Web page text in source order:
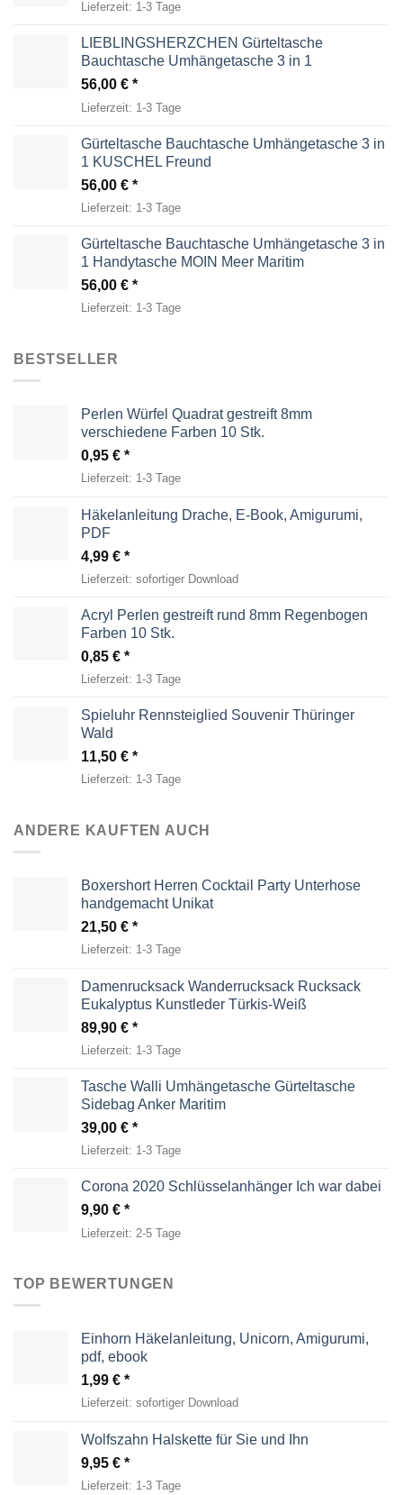
Lieferzeit: 1-3 Tage
LIEBLINGSHERZCHEN Gürteltasche
Bauchtasche Umhängetasche 3 in 1
56,00 €
Lieferzeit: 1-3 Tage
Gürteltasche Bauchtasche Umhängetasche 3 in
1 KUSCHEL Freund
56,00 €
Lieferzeit: 1-3 Tage
Gürteltasche Bauchtasche Umhängetasche 3 in
1 Handytasche MOIN Meer Maritim
56,00 €
Lieferzeit: 1-3 Tage
BESTSELLER
Perlen Würfel Quadrat gestreift 8mm
verschiedene Farben 10 Stk.
0,95 €
Lieferzeit: 1-3 Tage
Häkelanleitung Drache, E-Book, Amigurumi,
PDF
4,99 €
Lieferzeit: sofortiger Download
Acryl Perlen gestreift rund 8mm Regenbogen
Farben 10 Stk.
0,85 €
Lieferzeit: 1-3 Tage
Spieluhr Rennsteiglied Souvenir Thüringer
Wald
11,50 €
Lieferzeit: 1-3 Tage
ANDERE KAUFTEN AUCH
Boxershort Herren Cocktail Party Unterhose
handgemacht Unikat
21,50 €
Lieferzeit: 1-3 Tage
Damenrucksack Wanderrucksack Rucksack
Eukalyptus Kunstleder Türkis-Weiß
89,90 €
Lieferzeit: 1-3 Tage
Tasche Walli Umhängetasche Gürteltasche
Sidebag Anker Maritim
39,00 €
Lieferzeit: 1-3 Tage
Corona 2020 Schlüsselanhänger Ich war dabei
9,90 €
Lieferzeit: 2-5 Tage
TOP BEWERTUNGEN
Einhorn Häkelanleitung, Unicorn, Amigurumi,
pdf, ebook
1,99 €
Lieferzeit: sofortiger Download
Wolfszahn Halskette für Sie und Ihn
9,95 €
Lieferzeit: 1-3 Tage